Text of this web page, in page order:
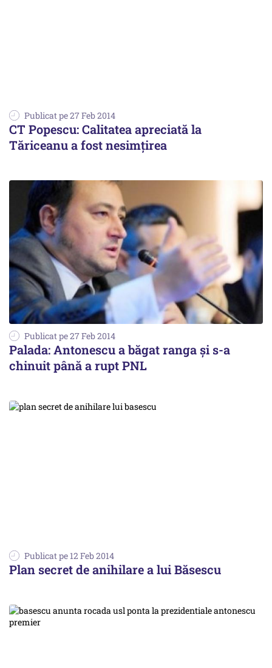
Publicat pe 27 Feb 2014
CT Popescu: Calitatea apreciată la
Tăriceanu a fost nesimțirea
Publicat pe 27 Feb 2014
Palada: Antonescu a băgat ranga și s-a
chinuit până a rupt PNL
Publicat pe 12 Feb 2014
Plan secret de anihilare a lui Băsescu